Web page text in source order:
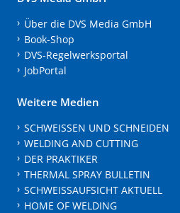
Über die DVS Media GmbH
Book-Shop
DVS-Regelwerksportal
JobPortal
Weitere Medien
SCHWEISSEN UND SCHNEIDEN
WELDING AND CUTTING
DER PRAKTIKER
THERMAL SPRAY BULLETIN
SCHWEISSAUFSICHT AKTUELL
HOME OF WELDING